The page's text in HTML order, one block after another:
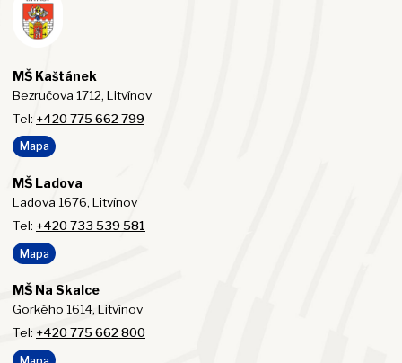
MŠ Kaštánek
Bezručova 1712, Litvínov
Tel: +420 775 662 799
Mapa
MŠ Ladova
Ladova 1676, Litvínov
Tel: +420 733 539 581
Mapa
MŠ Na Skalce
Gorkého 1614, Litvínov
Tel: +420 775 662 800